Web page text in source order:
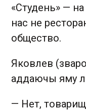
«Студень» —
нас не
общество.
Яковлев
аддаючы яму
— Нет,